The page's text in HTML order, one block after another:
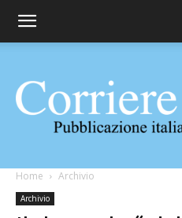
Home Archivio
Archivio